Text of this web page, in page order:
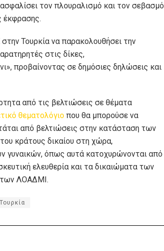
τον πλουραλισμό και τον σεβασμό
έκφρασης.
Τουρκία να παρακολουθήσει την
στις δίκες,
προβαίνοντας σε δημόσιες δηλώσεις και
από τις βελτιώσεις σε θέματα
θεματολόγιο που θα μπορούσε να
από βελτιώσεις στην κατάσταση των
κράτους δικαίου στη χώρα,
γυναικών, όπως αυτά κατοχυρώνονται από
ελευθερία και τα δικαιώματα των
των ΛΟΑΔΜI.
Τουρκία